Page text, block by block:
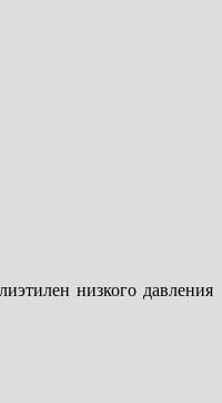
низкого давления